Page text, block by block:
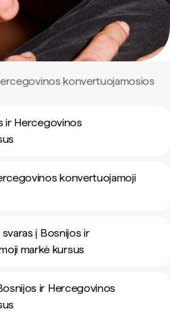
konvertuojamosios
ir Hercegovinos
konvertuojamoji
į Bosnijos ir
markė kursus
ir Hercegovinos